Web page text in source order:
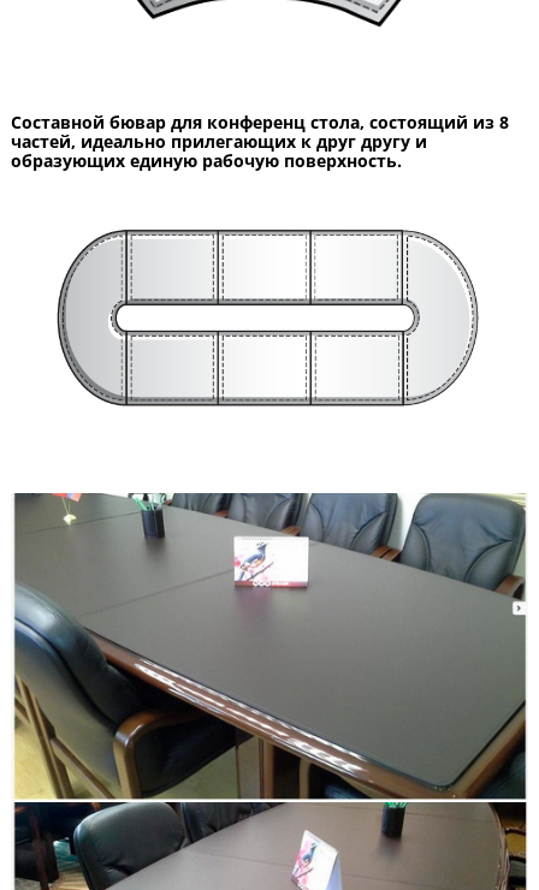
Составной бювар для конференц стола, состоящий из 8
частей, идеально прилегающих к друг другу и
образующих единую рабочую поверхность.